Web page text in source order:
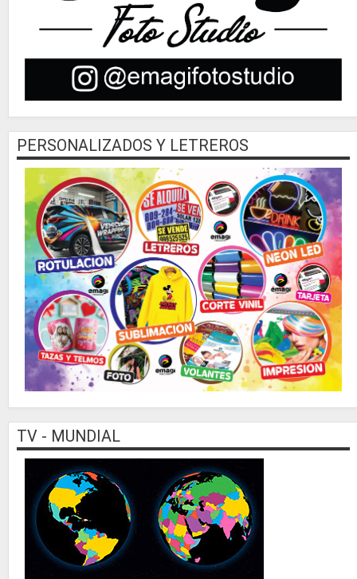
PERSONALIZADOS Y LETREROS
TV - MUNDIAL